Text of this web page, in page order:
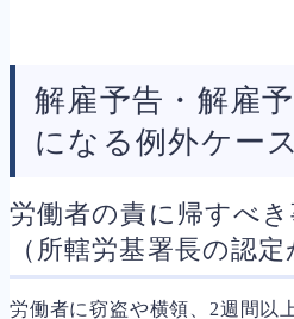
解雇予告・解雇
になる例外ケース
労働者の責に帰すべ
（所轄労基署長の認定
労働者に窃盗や横領、2週間以